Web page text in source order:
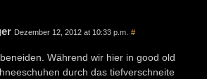
Dezember 12, 2012 at 10:33 p.m. #
Während wir hier in good old
durch das tiefverschneite